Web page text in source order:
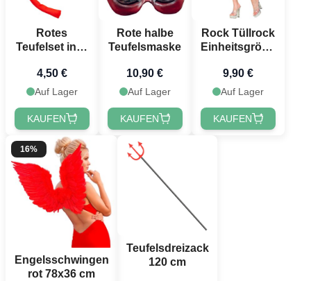
Rotes
Teufelset inkl.
4,50 €
Auf Lager
KAUFEN
Rote halbe
Teufelsmaske
10,90 €
Auf Lager
KAUFEN
Rock Tüllrock
Einheitsgröße
heißpink
9,90 €
Auf Lager
KAUFEN
16%
Engelsschwingen
rot 78x36 cm
Teufelsdreizack
120 cm